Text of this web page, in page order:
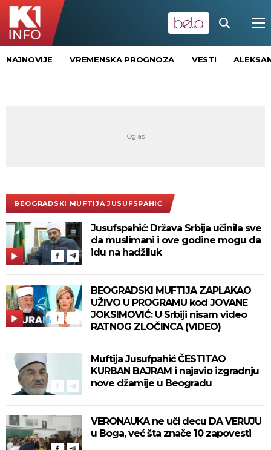
NAJNOVIJE VREMENSKA PROGNOZA VESTI
BEOGRADSKI MUFTIJA JUSUFSPAHIĆ
Jusufspahić: Država Srbija učinila sve
da muslimani i ove godine mogu da
idu na hadžiluk
BEOGRADSKI MUFTIJA ZAPLAKAO
UŽIVO U PROGRAMU kod JOVANE
JOKSIMOVIĆ: U Srbiji nisam video
RATNOG ZLOČINCA (VIDEO)
Muftija Jusufpahić ČESTITAO
KURBAN BAJRAM i najavio izgradnju
nove džamije u Beogradu
VERONAUKA ne uči decu DA VERUJU
u Boga, već šta znače 10 zapovesti